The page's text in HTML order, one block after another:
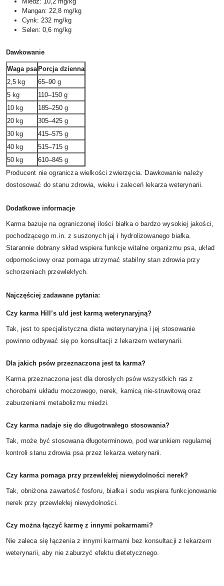
Mangan: 22,8 mg/kg
Cynk: 232 mg/kg
Selen: 0,6 mg/kg
Dawkowanie
Waga psa Porcja dzienna
2,5 kg
65–90 g
5 kg
110–150 g
10 kg
185–250 g
20 kg
305–425 g
30 kg
415–575 g
40 kg
515–715 g
50 kg
610–845 g
Producent nie ogranicza wielkości zwierzęcia. Dawkowanie należy
dostosować do stanu zdrowia, wieku i zaleceń lekarza weterynarii.
Dodatkowe informacje
Karma bazuje na ograniczonej ilości białka o bardzo wysokiej jakości,
pochodzącego m.in. z suszonych jaj i hydrolizowanego białka.
Starannie dobrany skład wspiera funkcje witalne organizmu psa, układ
odpornościowy oraz pomaga utrzymać stabilny stan zdrowia przy
schorzeniach przewlekłych.
Najczęściej zadawane pytania:
Czy karma Hill’s u/d jest karmą weterynaryjną?
Tak, jest to specjalistyczna dieta weterynaryjna i jej stosowanie
powinno odbywać się po konsultacji z lekarzem weterynarii.
Dla jakich psów przeznaczona jest ta karma?
Karma przeznaczona jest dla dorosłych psów wszystkich ras z
chorobami układu moczowego, nerek, kamicą nie-struwitową oraz
zaburzeniami metabolizmu miedzi.
Czy karma nadaje się do długotrwałego stosowania?
Tak, może być stosowana długoterminowo, pod warunkiem regularnej
kontroli stanu zdrowia psa przez lekarza weterynarii.
Czy karma pomaga przy przewlekłej niewydolności nerek?
Tak, obniżona zawartość fosforu, białka i sodu wspiera funkcjonowanie
nerek przy przewlekłej niewydolności.
Czy można łączyć karmę z innymi pokarmami?
Nie zaleca się łączenia z innymi karmami bez konsultacji z lekarzem
weterynarii, aby nie zaburzyć efektu dietetycznego.